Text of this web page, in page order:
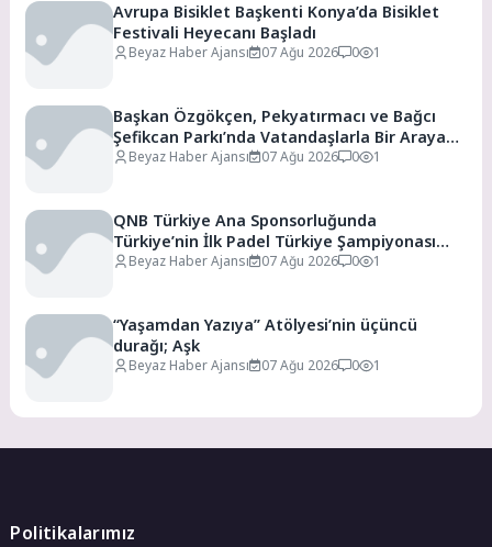
Avrupa Bisiklet Başkenti Konya’da Bisiklet
Festivali Heyecanı Başladı
Beyaz Haber Ajansı 07 Ağu 2026 0 1
Başkan Özgökçen, Pekyatırmacı ve Bağcı
Şefikcan Parkı’nda Vatandaşlarla Bir Araya
Geldi
Beyaz Haber Ajansı 07 Ağu 2026 0 1
QNB Türkiye Ana Sponsorluğunda
Türkiye’nin İlk Padel Türkiye Şampiyonası
Başlıyor
Beyaz Haber Ajansı 07 Ağu 2026 0 1
“Yaşamdan Yazıya” Atölyesi’nin üçüncü
durağı; Aşk
Beyaz Haber Ajansı 07 Ağu 2026 0 1
Politikalarımız